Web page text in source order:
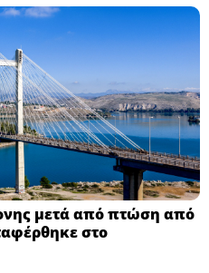
μετά από πτώση από
στο